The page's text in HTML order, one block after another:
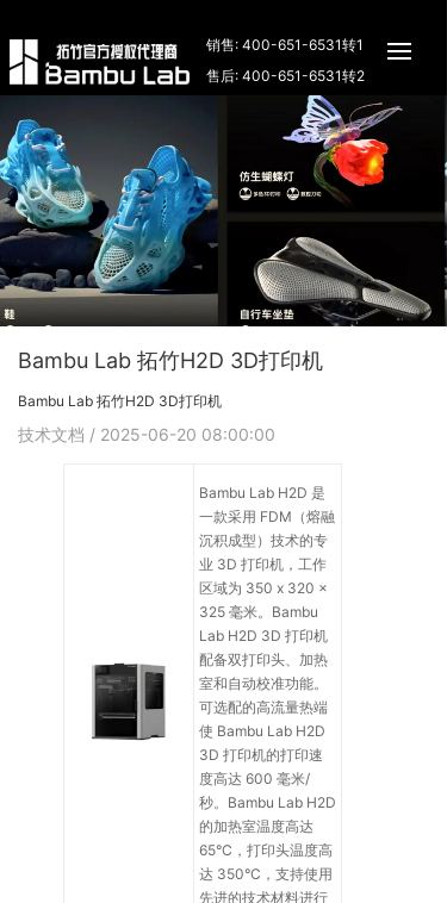
销售: 400-651-6531转1
售后: 400-651-6531转2
Bambu Lab 拓竹H2D 3D打印机
Bambu Lab 拓竹H2D 3D打印机
技术文档 / 2025-06-20 08:00:00
Bambu Lab H2D 是
一款采用 FDM（熔融
沉积成型）技术的专
业 3D 打印机，工作
区域为 350 x 320 x
325 毫米。Bambu
Lab H2D 3D 打印机
配备双打印头、加热
室和自动校准功能。
可选配的高流量热端
使 Bambu Lab H2D
3D 打印机的打印速
度高达 600 毫米/
秒。Bambu Lab H2D
的加热室温度高达
65°C，打印头温度高
达 350°C，支持使用
先进的技术材料进行